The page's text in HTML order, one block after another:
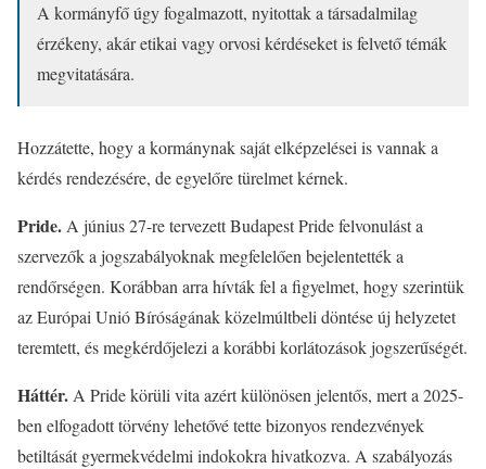
A kormányfő úgy fogalmazott, nyitottak a társadalmilag
érzékeny, akár etikai vagy orvosi kérdéseket is felvető témák
megvitatására.
Hozzátette, hogy a kormánynak saját elképzelései is vannak a
kérdés rendezésére, de egyelőre türelmet kérnek.
Pride. A június 27-re tervezett Budapest Pride felvonulást a
szervezők a jogszabályoknak megfelelően bejelentették a
rendőrségen. Korábban arra hívták fel a figyelmet, hogy szerintük
az Európai Unió Bíróságának közelmúltbeli döntése új helyzetet
teremtett, és megkérdőjelezi a korábbi korlátozások jogszerűségét.
Háttér. A Pride körüli vita azért különösen jelentős, mert a 2025-
ben elfogadott törvény lehetővé tette bizonyos rendezvények
betiltását gyermekvédelmi indokokra hivatkozva. A szabályozás